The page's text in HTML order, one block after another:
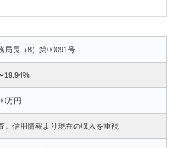
局長（8）第00091号
19.94%
万円
。信用情報より現在の収入を重視